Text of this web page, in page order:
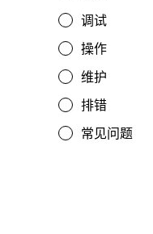
调试
操作
维护
排错
常见问题